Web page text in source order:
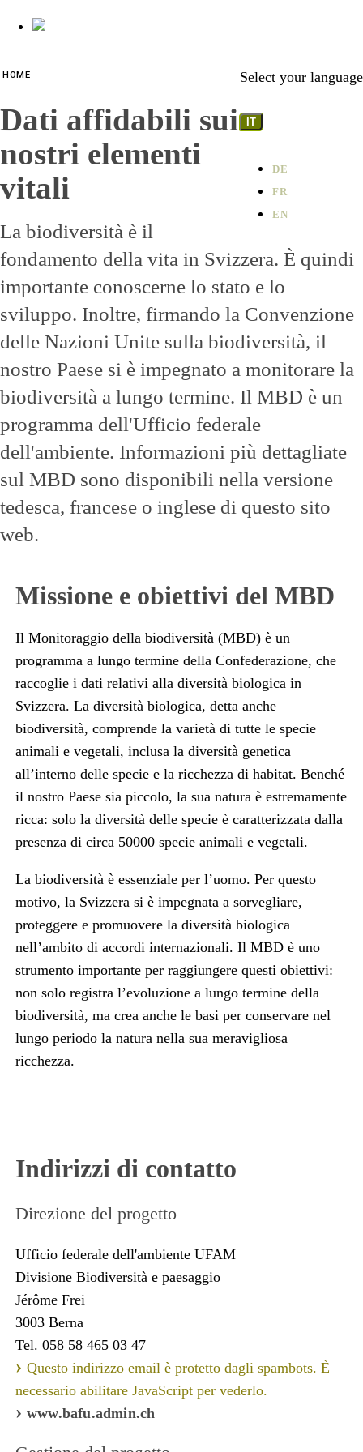
Select your language
IT
DE
FR
EN
HOME
Dati affidabili sui
nostri elementi
vitali
La biodiversità è il
fondamento della vita in Svizzera. È quindi
importante conoscerne lo stato e lo
sviluppo. Inoltre, firmando la Convenzione
delle Nazioni Unite sulla biodiversità, il
nostro Paese si è impegnato a monitorare la
biodiversità a lungo termine. Il MBD è un
programma dell'Ufficio federale
dell'ambiente. Informazioni più dettagliate
sul MBD sono disponibili nella versione
tedesca, francese o inglese di questo sito
web.
Missione e obiettivi del MBD
Il Monitoraggio della biodiversità (MBD) è un
programma a lungo termine della Confederazione, che
raccoglie i dati relativi alla diversità biologica in
Svizzera. La diversità biologica, detta anche
biodiversità, comprende la varietà di tutte le specie
animali e vegetali, inclusa la diversità genetica
all’interno delle specie e la ricchezza di habitat. Benché
il nostro Paese sia piccolo, la sua natura è estremamente
ricca: solo la diversità delle specie è caratterizzata dalla
presenza di circa 50000 specie animali e vegetali.
La biodiversità è essenziale per l’uomo. Per questo
motivo, la Svizzera si è impegnata a sorvegliare,
proteggere e promuovere la diversità biologica
nell’ambito di accordi internazionali. Il MBD è uno
strumento importante per raggiungere questi obiettivi:
non solo registra l’evoluzione a lungo termine della
biodiversità, ma crea anche le basi per conservare nel
lungo periodo la natura nella sua meravigliosa
ricchezza.
Indirizzi di contatto
Direzione del progetto
Ufficio federale dell'ambiente UFAM
Divisione Biodiversità e paesaggio
Jérôme Frei
3003 Berna
Tel. 058 58 465 03 47
Questo indirizzo email è protetto dagli spambots. È
necessario abilitare JavaScript per vederlo.
www.bafu.admin.ch